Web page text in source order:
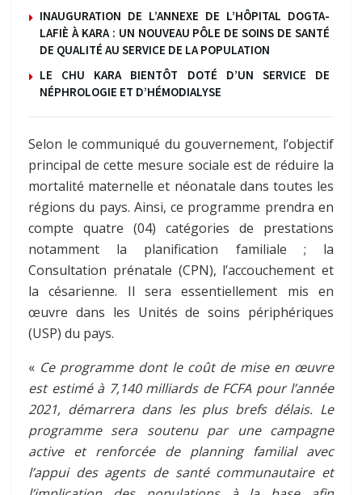
INAUGURATION DE L’ANNEXE DE L’HÔPITAL DOGTA-
LAFIÈ À KARA : UN NOUVEAU PÔLE DE SOINS DE SANTÉ
DE QUALITÉ AU SERVICE DE LA POPULATION
LE CHU KARA BIENTÔT DOTÉ D’UN SERVICE DE
NÉPHROLOGIE ET D’HÉMODIALYSE
Selon le communiqué du gouvernement, l’objectif
principal de cette mesure sociale est de réduire la
mortalité maternelle et néonatale dans toutes les
régions du pays. Ainsi, ce programme prendra en
compte quatre (04) catégories de prestations
notamment la planification familiale ; la
Consultation prénatale (CPN), l’accouchement et
la césarienne. Il sera essentiellement mis en
œuvre dans les Unités de soins périphériques
(USP) du pays.
« Ce programme dont le coût de mise en œuvre
est estimé à 7,140 milliards de FCFA pour l’année
2021, démarrera dans les plus brefs délais. Le
programme sera soutenu par une campagne
active et renforcée de planning familial avec
l’appui des agents de santé communautaire et